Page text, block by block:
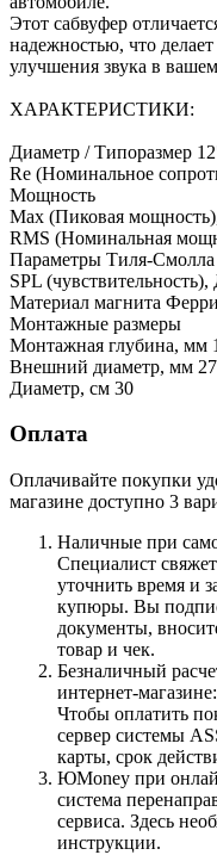
Этот сабвуфер
надежностью, что
улучшения звука в
ХАРАКТЕРИСТИКИ:
Диаметр / Типоразмер
Re (Номинальное
Мощность
Max (Пиковая
RMS (Номинальная
Параметры Тиля-Смолла
SPL
Материал магнита
Монтажные размеры
Монтажная глубина, мм
Внешний диаметр, мм
Диаметр, см 30
Оплата
Оплачивайте покупки
магазине доступно 3
Наличные при
Специалист
уточнить время и
купюры. Вы
документы,
товар и чек.
Безналичный
интернет-
Чтобы оплатить
сервер системы
карты, срок
ЮMoney при
система
сервиса. Здесь
инструкции.